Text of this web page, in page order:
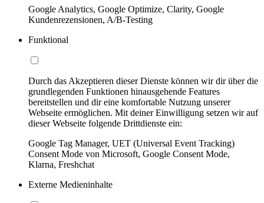
Google Analytics, Google Optimize, Clarity, Google
Kundenrezensionen, A/B-Testing
Funktional
Durch das Akzeptieren dieser Dienste können wir dir über die
grundlegenden Funktionen hinausgehende Features
bereitstellen und dir eine komfortable Nutzung unserer
Webseite ermöglichen. Mit deiner Einwilligung setzen wir auf
dieser Webseite folgende Drittdienste ein:
Google Tag Manager, UET (Universal Event Tracking)
Consent Mode von Microsoft, Google Consent Mode,
Klarna, Freshchat
Externe Medieninhalte